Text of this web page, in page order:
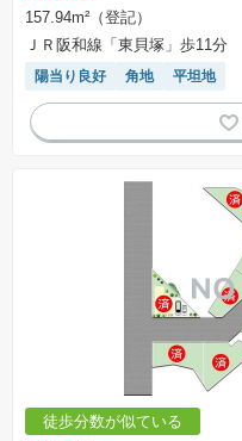
157.94m²（登記）
ＪＲ阪和線「東貝塚」歩11分
陽当り良好 角地 平坦地
徒歩分数が似ている